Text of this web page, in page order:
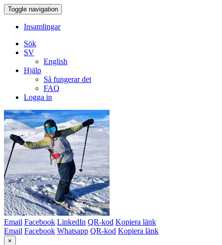
Toggle navigation
Insamlingar
Sök
SV
English
Hjälp
Så fungerar det
FAQ
Logga in
Email Facebook LinkedIn QR-kod Kopiera länk
Email Facebook Whatsapp QR-kod Kopiera länk
×